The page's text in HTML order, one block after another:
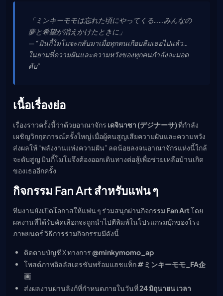
「ミンキーモモは忘れた頃にやってくる……みんなの
夢と希望が消えかけたときに」
— “มินกี้โมโมจะกลับมาเมื่อทุกคนเกือบลืมเธอไปแล้ว…
ในยามที่ความฝันและความหวังของทุกคนกำลังจะมอด
ดับ”
เนื้อเรื่องย่อ
เรื่องราวครั้งนี้ว่าด้วยอาณาจักร เดจินาซา (デジナーサ)ที่กำลัง
เผชิญวิกฤตการณ์ครั้งใหญ่ เมื่อผู้คนสูญเสียความฝันและความหวัง
ส่งผลให้ “พลังงานแห่งความฝัน” ลดน้อยลงจนอาณาจักรแห่งนี้ใกล้
จะดับสูญ มินกี้โมโมจึงต้องออกเดินทางต่อสู้เพื่อช่วยเหลือบ้านเกิด
ของเธออีกครั้ง
กิจกรรม Fan Art สำหรับแฟน ๆ
ทีมงานยังเปิดโอกาสให้แฟน ๆ ร่วมสนุกผ่านกิจกรรม Fan Artโดย
ผลงานที่ได้รับคัดเลือกจะถูกนำไปตีพิมพ์ในโปรแกรมบุ๊กของโรง
ภาพยนตร์ วิธีการร่วมกิจกรรมมีดังนี้
ติดตามบัญชี X ทางการ@minkymomo_ap
โพสต์ภาพอิลลัสเตรชันพร้อมแฮชแท็ก#ミンキーモモ_FA企
画
ส่งผลงานผ่านลิงก์ที่กำหนดภายในวันที่24 มิถุนายน เวลา